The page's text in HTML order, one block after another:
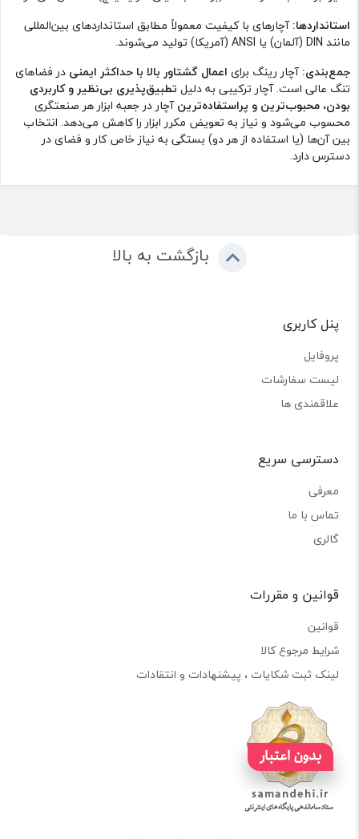
استانداردها:آچارهای با کیفیت معمولاً مطابق استانداردهای بین‌المللی
مانند DIN (آلمان) یا ANSI (آمریکا) تولید می‌شوند.
جمع‌بندی:آچار رینگ برای اعمال گشتاور بالا با حداکثر ایمنی در فضاهای
تنگ عالی است. آچار ترکیبی به دلیل تطبیق‌پذیری بی‌نظیر و کاربردی
بودن،محبوب‌ترین و پراستفاده‌ترینآچار در جعبه ابزار هر صنعتگری
محسوب می‌شود و نیاز به تعویض مکرر ابزار را کاهش می‌دهد. انتخاب
بین آن‌ها (یا استفاده از هر دو) بستگی به نیاز خاص کار و فضای در
دسترس دارد.
بازگشت به بالا
پنل کاربری
پروفایل
لیست سفارشات
علاقمندی ها
دسترسی سریع
معرفی
تماس با ما
گالری
قوانین و مقررات
قوانین
شرایط مرجوع کالا
لینک ثبت شکایات ، پیشنهادات و انتقادات